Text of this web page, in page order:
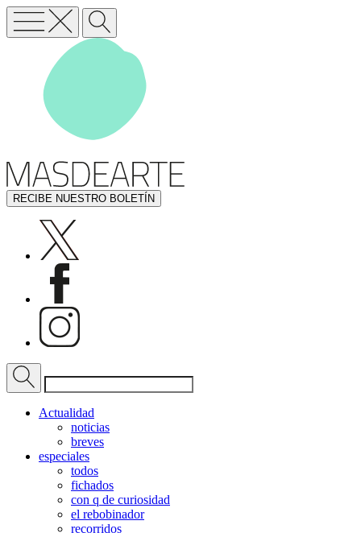
RECIBE NUESTRO BOLETÍN
Actualidad
noticias
breves
especiales
todos
fichados
con q de curiosidad
el rebobinador
recorridos